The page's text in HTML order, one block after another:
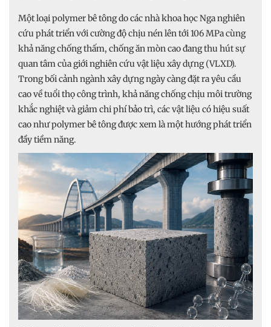
Một loại polymer bê tông do các nhà khoa học Nga nghiên
cứu phát triển với cường độ chịu nén lên tới 106 MPa cùng
khả năng chống thấm, chống ăn mòn cao đang thu hút sự
quan tâm của giới nghiên cứu vật liệu xây dựng (VLXD).
Trong bối cảnh ngành xây dựng ngày càng đặt ra yêu cầu
cao về tuổi thọ công trình, khả năng chống chịu môi trường
khắc nghiệt và giảm chi phí bảo trì, các vật liệu có hiệu suất
cao như polymer bê tông được xem là một hướng phát triển
đầy tiềm năng.